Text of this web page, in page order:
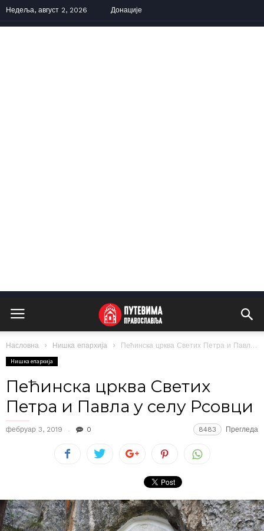
Недеља, август 2, 2026 Донације
Насловна Нишка епархија Пећинска црква Светих Петра и Павла у селу Рсовци
Нишка епархија
Пећинска црква Светих
Петра и Павла у селу Рсовци
фебруар 3, 2019 0 8483 Прегледа